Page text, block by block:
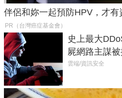
伴侶和妳一起預防HPV，才有
PR（台灣癌症基金會）
史上最大
屍網路主謀
癱瘓全球！
雲端/資訊安全